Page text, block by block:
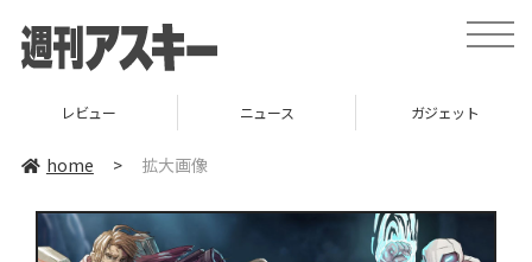
toggle
レビュー ニュース ガジェット
home > 拡大画像